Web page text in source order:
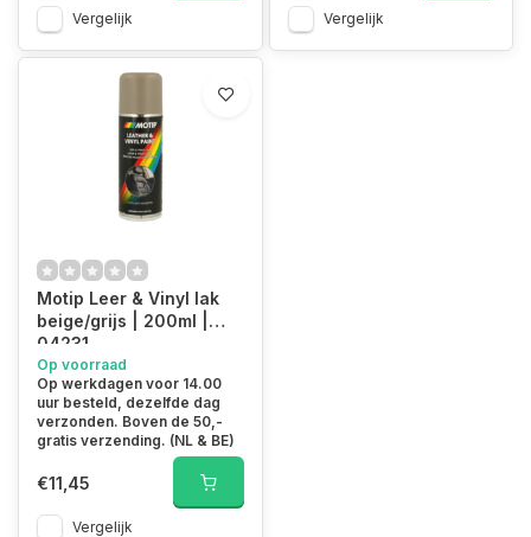
Vergelijk Vergelijk
Motip Leer & Vinyl lak
beige/grijs | 200ml |
04231
Op voorraad
Op werkdagen voor 14.00
uur besteld, dezelfde dag
verzonden. Boven de 50,-
gratis verzending. (NL & BE)
€11,45
Vergelijk